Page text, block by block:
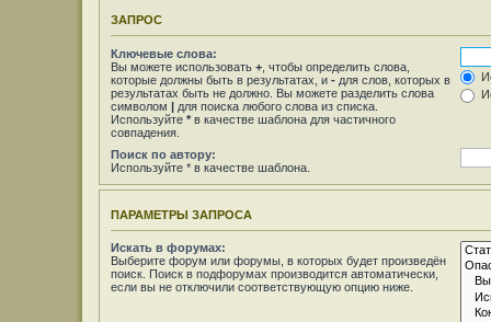
ЗАПРОС
Ключевые слова:
Вы можете использовать + , чтобы определить слова,
которые должны быть в результатах, и - для слов, которых в
результатах быть не должно. Вы можете разделить слова
символом | для поиска любого слова из списка.
Используйте * в качестве шаблона для частичного
совпадения.
Поиск по автору:
Используйте * в качестве шаблона.
ПАРАМЕТРЫ ЗАПРОСА
Искать в форумах:
Выберите форум или форумы, в которых будет произведён
поиск. Поиск в подфорумах производится автоматически,
если вы не отключили соответствующую опцию ниже.